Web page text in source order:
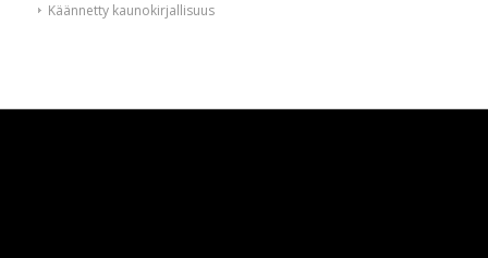
Käännetty kaunokirjallisuus